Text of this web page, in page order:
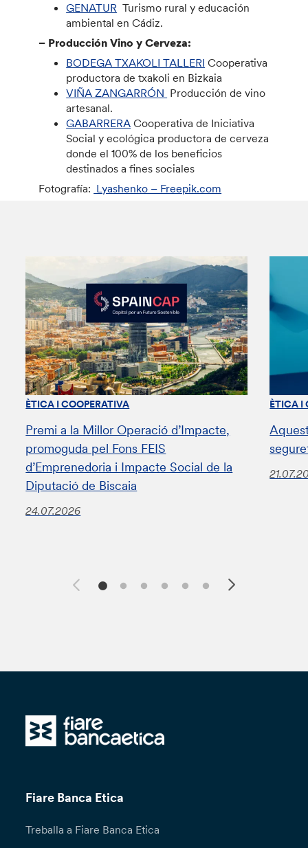
GENATUR Turismo rural y educación
ambiental en Cádiz.
– Producción Vino y Cerveza:
BODEGA TXAKOLI TALLERI Cooperativa
productora de txakoli en Bizkaia
VIÑA ZANGARRÓN Producción de vino
artesanal.
GABARRERA Cooperativa de Iniciativa
Social y ecológica productora de cerveza
donde el 100% de los beneficios
destinados a fines sociales
Fotografía: Lyashenko – Freepik.com
ÈTICA I COOPERATIVA
Premi a la Millor Operació d’Impacte,
promoguda pel Fons FEIS
d’Emprenedoria i Impacte Social de la
Diputació de Biscaia
24.07.2026
ÈTICA I
Fiare Banca Etica
Treballa a Fiare Banca Etica